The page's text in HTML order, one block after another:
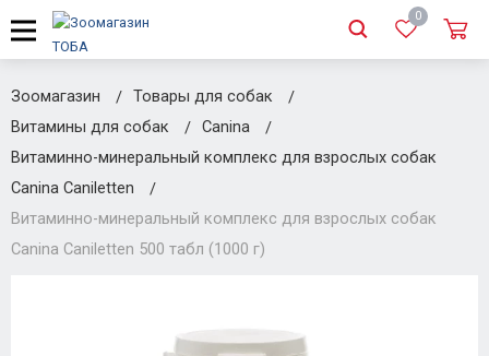
0
Зоомагазин
Товары для собак
Витамины для собак
Canina
Витаминно-минеральный комплекс для взрослых собак
Canina Caniletten
Витаминно-минеральный комплекс для взрослых собак
Canina Caniletten 500 табл (1000 г)